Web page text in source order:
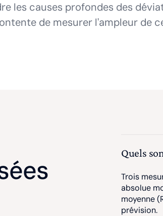
les causes profondes des
de mesurer l'ampleur de
Quels
Trois
absolue
moyenne
prévision.